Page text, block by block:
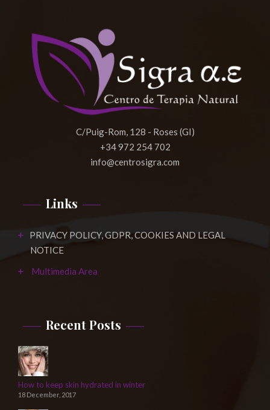
C/Puig-Rom, 128 - Roses (GI)
+34 972 254 702
info@centrosigra.com
Links
PRIVACY POLICY, GDPR, COOKIES AND LEGAL
NOTICE
Multimedia Area
Recent Posts
How to keep skin hydrated in winter
18 December, 2017